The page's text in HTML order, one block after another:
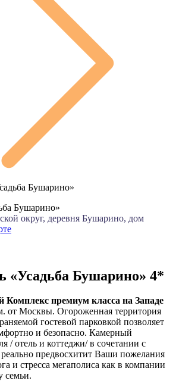
Бушарино»
округ, деревня Бушарино, дом
«Усадьба Бушарино» 4*
Комплекс премиум класса на Западе
от Москвы. Огороженная территория
гостевой парковкой позволяет
и безопасно. Камерный
/ отель и коттеджи/ в сочетании с
предвосхитит Ваши пожелания
и стресса мегаполиса как в компании
семьи.